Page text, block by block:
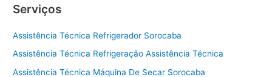
t
n
c
Serviços
Assistência Técnica Refrigerador Sorocaba
Assistência Técnica Refrigeração Assistência Técnica
Assistência Técnica Máquina De Secar Sorocaba